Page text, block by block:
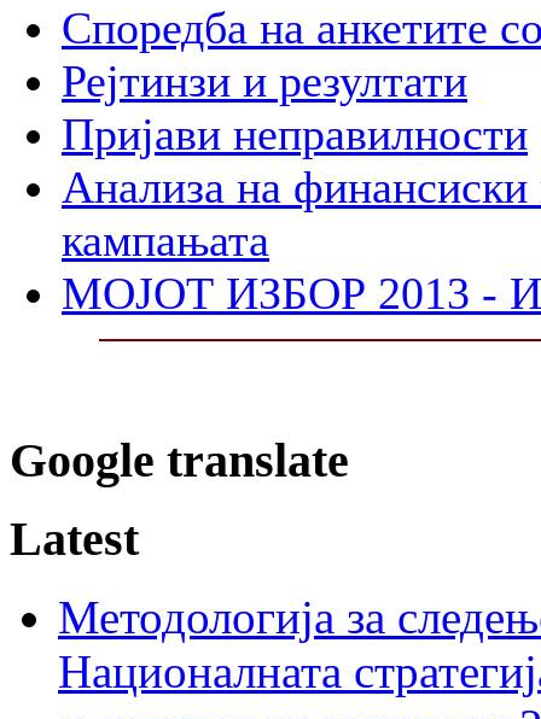
Споредба на анкетите
Рејтинзи и резултати
Пријави неправилности
Анализа на финансиски
кампањата
МОЈОТ ИЗБОР 2013 -
Google translate
Latest
Методологија за
Националната